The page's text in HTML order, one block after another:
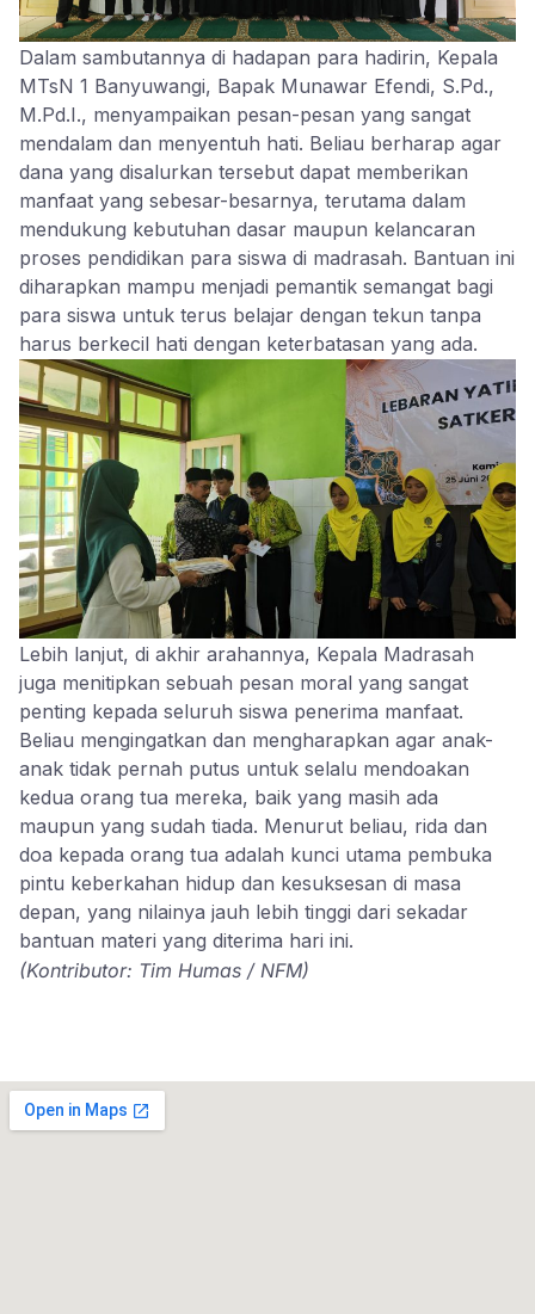
Dalam sambutannya di hadapan para hadirin, Kepala
MTsN 1 Banyuwangi, Bapak Munawar Efendi, S.Pd.,
M.Pd.I., menyampaikan pesan-pesan yang sangat
mendalam dan menyentuh hati. Beliau berharap agar
dana yang disalurkan tersebut dapat memberikan
manfaat yang sebesar-besarnya, terutama dalam
mendukung kebutuhan dasar maupun kelancaran
proses pendidikan para siswa di madrasah. Bantuan ini
diharapkan mampu menjadi pemantik semangat bagi
para siswa untuk terus belajar dengan tekun tanpa
harus berkecil hati dengan keterbatasan yang ada.
Lebih lanjut, di akhir arahannya, Kepala Madrasah
juga menitipkan sebuah pesan moral yang sangat
penting kepada seluruh siswa penerima manfaat.
Beliau mengingatkan dan mengharapkan agar anak-
anak tidak pernah putus untuk selalu mendoakan
kedua orang tua mereka, baik yang masih ada
maupun yang sudah tiada. Menurut beliau, rida dan
doa kepada orang tua adalah kunci utama pembuka
pintu keberkahan hidup dan kesuksesan di masa
depan, yang nilainya jauh lebih tinggi dari sekadar
bantuan materi yang diterima hari ini.
(Kontributor: Tim Humas / NFM)